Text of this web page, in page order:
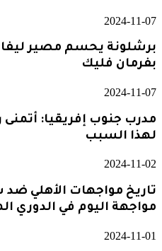
2024-11-07
برشلونة يحسم مصير
بفرمان فليك
2024-11-07
مدرب جنوب إفريقيا: أتمنى
لهذا السبب
2024-11-02
تاريخ مواجهات الأهلي ضد
مواجهة اليوم في الدوري
2024-11-01